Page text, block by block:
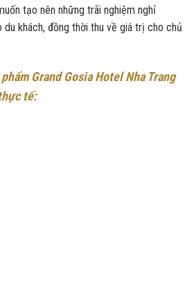
tạo nên những trãi nghiệm nghỉ
khách, đồng thời thu về giá trị cho chủ
Grand Gosia Hotel Nha Trang
tế: